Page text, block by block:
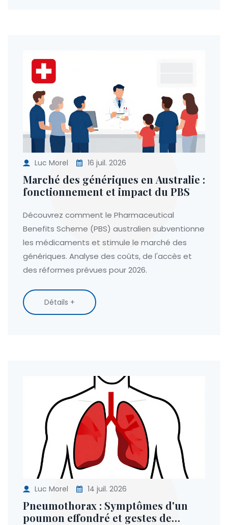
Luc Morel 16 juil. 2026
Marché des génériques en Australie :
fonctionnement et impact du PBS
Découvrez comment le Pharmaceutical
Benefits Scheme (PBS) australien subventionne
les médicaments et stimule le marché des
génériques. Analyse des coûts, de l'accès et
des réformes prévues pour 2026.
Détails +
Luc Morel 14 juil. 2026
Pneumothorax : Symptômes d'un
poumon effondré et gestes de